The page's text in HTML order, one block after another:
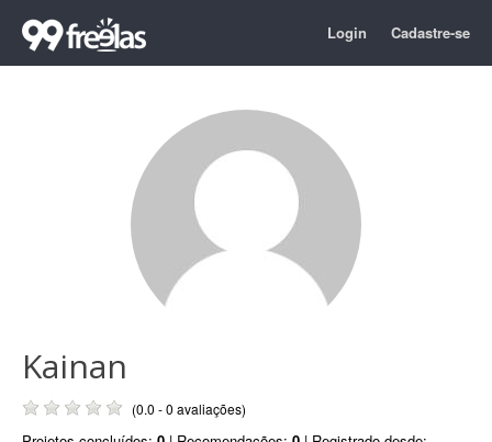
Login Cadastre-se
Kainan
(0.0 - 0 avaliações)